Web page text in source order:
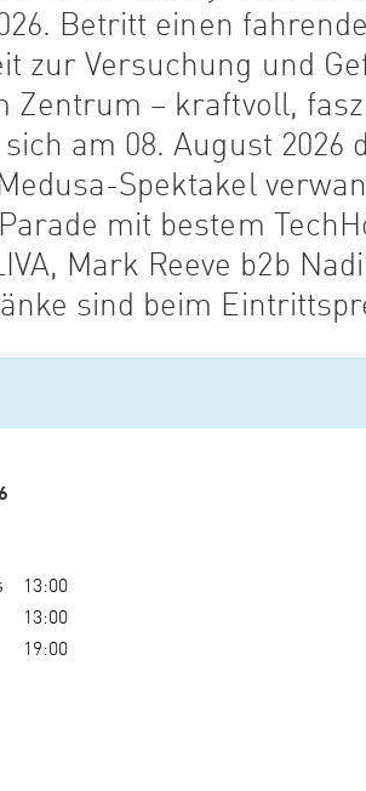
Betritt einen
zur Versuchung und
Zentrum – kraftvoll,
am 08. August 2026
Spektakel
mit bestem
Mark Reeve b2b
sind beim
13:00
13:00
19:00